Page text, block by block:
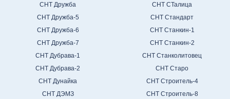
СНТ Дружба
СНТ Дружба-5
СНТ Дружба-6
СНТ Дружба-7
СНТ Дубрава-1
СНТ Дубрава-2
СНТ Дунайка
СНТ ДЭМЗ
СНТ СТалица
СНТ Стандарт
СНТ Станкин-1
СНТ Станкин-2
СНТ Станколитовец
СНТ Старо
СНТ Строитель-4
СНТ Строитель-8